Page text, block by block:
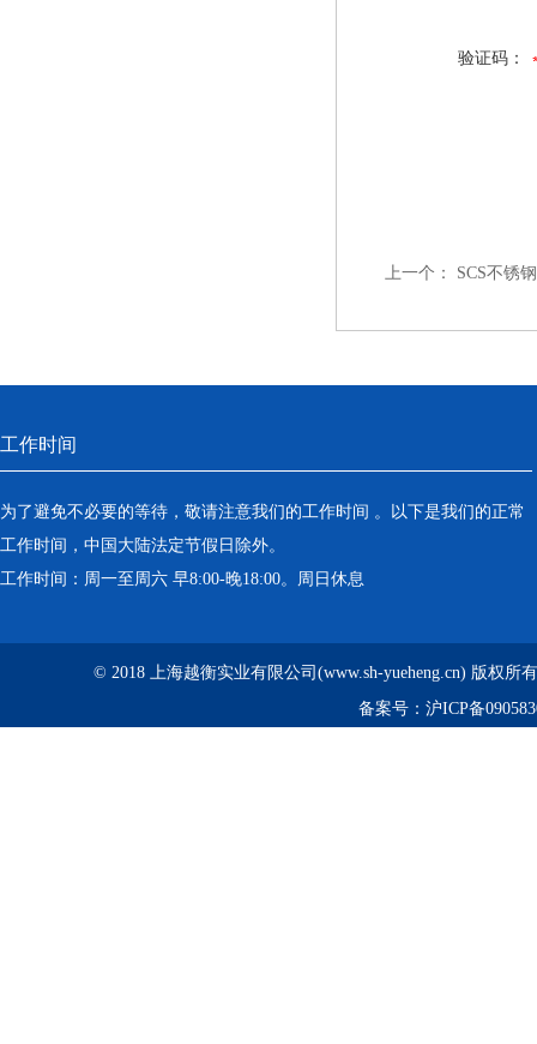
验证码：
上一个： SCS不锈
工作时间
为了避免不必要的等待，敬请注意我们的工作时间 。以下是我们的正常
工作时间，中国大陆法定节假日除外。
工作时间：周一至周六 早8:00-晚18:00。周日休息
© 2018 上海越衡实业有限公司(www.sh-yueheng.cn) 版权所
备案号： 沪ICP备